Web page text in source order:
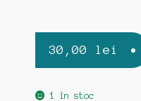
30,00 lei
1 în stoc